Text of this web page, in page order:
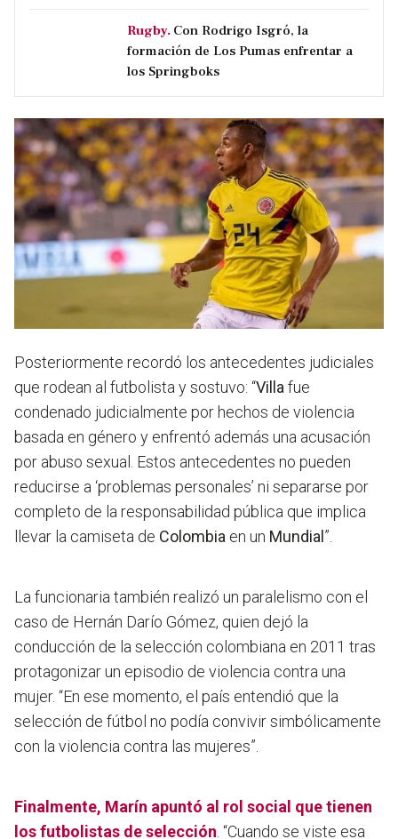
Rugby. Con Rodrigo Isgró, la
formación de Los Pumas enfrentar a
los Springboks
Posteriormente recordó los antecedentes judiciales
que rodean al futbolista y sostuvo: “Villa fue
condenado judicialmente por hechos de violencia
basada en género y enfrentó además una acusación
por abuso sexual. Estos antecedentes no pueden
reducirse a ‘problemas personales’ ni separarse por
completo de la responsabilidad pública que implica
llevar la camiseta de Colombia en un Mundial ”.
La funcionaria también realizó un paralelismo con el
caso de Hernán Darío Gómez, quien dejó la
conducción de la selección colombiana en 2011 tras
protagonizar un episodio de violencia contra una
mujer. “En ese momento, el país entendió que la
selección de fútbol no podía convivir simbólicamente
con la violencia contra las mujeres”.
Finalmente, Marín apuntó al rol social que tienen
los futbolistas de selección . “Cuando se viste esa